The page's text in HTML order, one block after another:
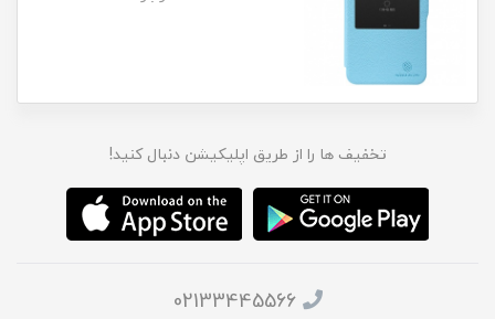
تخفیف ها را از طریق اپلیکیشن دنبال کنید!
02133445566